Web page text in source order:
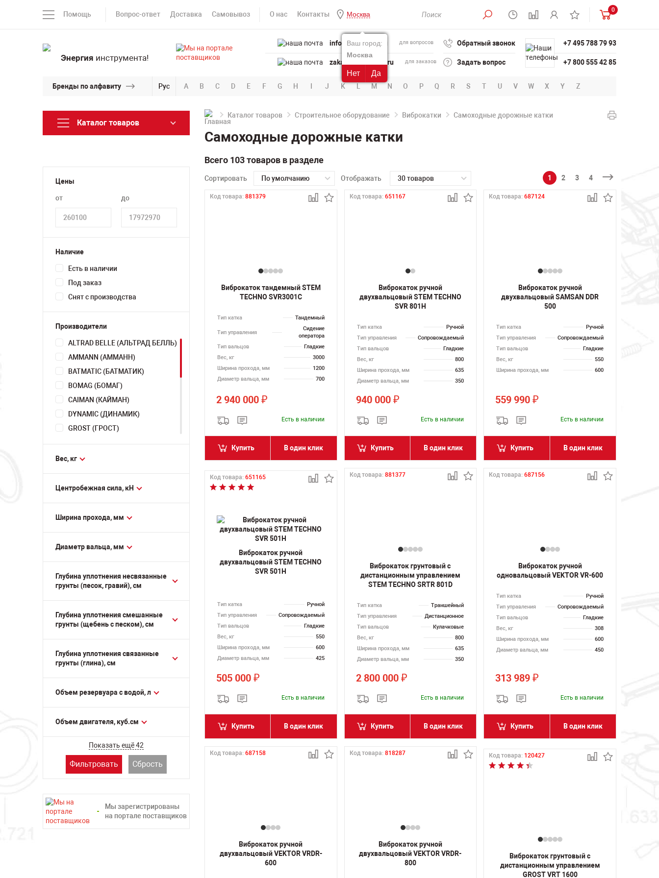
Помощь Вопрос-ответ Доставка Самовывоз О нас Контакты Москва
Ваш город:
Москва
Нет Да
0
Энергия инструмента!
info@powertool.ru для вопросов
zakaz@powertool.ru для заказов
Обратный звонок
Задать вопрос
+7 495 788 79 93
+7 800 555 42 85
Бренды по алфавиту Рус A B C D E F G H I J K L M N O P Q R S T U V W X Y Z
Каталог товаров
Цены
от до
Наличие
Есть в наличии
Под заказ
Снят с производства
Производители
ALTRAD BELLE (АЛЬТРАД БЕЛЛЬ)
AMMANN (АММАНН)
BATMATIC (БАТМАТИК)
BOMAG (БОМАГ)
CAIMAN (КАЙМАН)
DYNAMIC (ДИНАМИК)
GROST (ГРОСТ)
HUSQVARNA (ХУСКВАРНА)
KEDASA (КЕДАСА)
MASTERPAC (МАСТЕРПАК)
Вес, кг
Центробежная сила, кН
Ширина прохода, мм
Диаметр вальца, мм
Глубина уплотнения несвязанные
грунты (песок, гравий), см
Глубина уплотнения смешанные
грунты (щебень с песком), см
Глубина уплотнения связанные
грунты (глина), см
Объем резервуара с водой, л
Объем двигателя, куб.см
Показать ещё 42
Фильтровать Сбрость
Мы зарегистрированы
на портале поставщиков
Каталог товаров Строительное оборудование Виброкатки Самоходные дорожные катки
Самоходные дорожные катки
Всего 103 товаров в разделе
Сортировать По умолчанию Отображать 30 товаров 1 2 3 4
Код товара: 881379
Виброкаток тандемный STEM
TECHNO SVR3001C
Тип катка Тандемный
Тип управления
Сидение
оператора
Тип вальцов
Гладкие
Вес, кг
3000
Ширина прохода, мм
1200
Диаметр вальца, мм
700
2 940 000 ₽
Есть в наличии
Купить В один клик
Код товара: 651167
Виброкаток ручной
двухвальцовый STEM TECHNO
SVR 801H
Тип катка
Ручной
Тип управления
Сопровождаемый
Тип вальцов
Гладкие
Вес, кг
800
Ширина прохода, мм
635
Диаметр вальца, мм
350
940 000 ₽
Есть в наличии
Купить В один клик
Код товара:687124
Виброкаток ручной
двухвальцовый SAMSAN DDR
500
Тип катка
Ручной
Тип управления
Сопровождаемый
Тип вальцов
Гладкие
Вес, кг
550
Ширина прохода, мм
600
559 990₽
Есть в наличии
Купить В один клик
Код товара: 651165
Виброкаток ручной
двухвальцовый STEM TECHNO
SVR 501H
Тип катка
Ручной
Тип управления
Сопровождаемый
Тип вальцов
Гладкие
Вес, кг
550
Ширина прохода, мм
600
Диаметр вальца, мм
425
505 000 ₽
Есть в наличии
Купить В один клик
Код товара: 881377
Виброкаток грунтовый с
дистанционным управлением
STEM TECHNO SRTR 801D
Тип катка
Траншейный
Тип управления
Дистанционное
Тип вальцов
Кулачковые
Вес, кг
800
Ширина прохода, мм
635
Диаметр вальца, мм
350
2 800 000 ₽
Есть в наличии
Купить В один клик
Код товара:687156
Виброкаток ручной
одновальцовый VEKTOR VR-600
Тип катка
Ручной
Тип управления
Сопровождаемый
Тип вальцов
Гладкие
Вес, кг
308
Ширина прохода, мм
600
Диаметр вальца, мм
450
313 989₽
Есть в наличии
Купить В один клик
Код товара: 687158
Виброкаток ручной
двухвальцовый VEKTOR VRDR-
600
Код товара: 818287
Виброкаток ручной
двухвальцовый VEKTOR VRDR-
800
Код товара: 120427
Виброкаток грунтовый с
дистанционным управлением
GROST VRT 1600